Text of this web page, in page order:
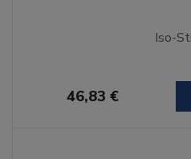
Iso-
46,83 €